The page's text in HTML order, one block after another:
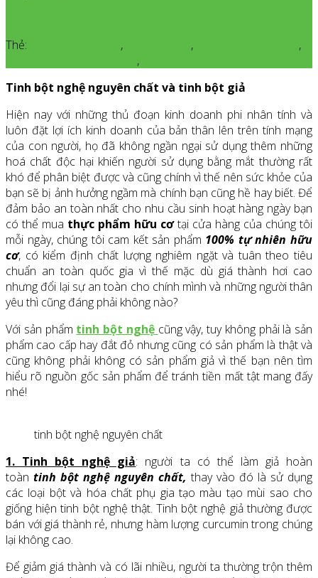
Thẻ:
, ,
,
,
Tinh bột nghệ nguyên chất và tinh bột giả
Hiện nay với những thủ đoạn kinh doanh phi nhân tính và
luôn đặt lợi ích kinh doanh của bản thân lên trên tính mạng
của con người, họ đã không ngần ngại sử dụng thêm những
hoá chất độc hại khiến người sử dụng bằng mắt thường rất
khó để phân biệt được và cũng chính vì thế nên sức khỏe của
bạn sẽ bị ảnh hưởng ngầm mà chính bạn cũng hề hay biết. Để
đảm bảo an toàn nhất cho nhu cầu sinh hoạt hàng ngày bạn
có thể mua thực phẩm hữu cơtại cửa hàng của chúng tôi
mỗi ngày, chúng tôi cam kết sản phẩm 100% tự nhiên hữu
cơ, có kiểm định chất lượng nghiêm ngặt và tuân theo tiêu
chuẩn an toàn quốc gia vì thế mặc dù giá thành hơi cao
nhưng đổi lại sự an toàn cho chính mình và những người thân
yêu thì cũng đáng phải không nào?
Với sản phẩm tinh bột nghệ cũng vậy, tuy không phải là sản
phẩm cao cấp hay đắt đỏ nhưng cũng có sản phẩm là thật và
cũng không phải không có sản phẩm giả vì thế bạn nên tìm
hiểu rõ nguồn gốc sản phẩm để tránh tiền mất tật mang đấy
nhé!
tinh bột nghệ nguyên chất
1. Tinh bột nghệ giả: người ta có thể làm giả hoàn
toàn tinh bột nghệ nguyên chất,thay vào đó là sử dụng
các loại bột và hóa chất phụ gia tạo màu tạo mùi sao cho
giống hiện tinh bột nghệ thật. Tinh bột nghệ giả thường được
bán với giá thành rẻ, nhưng hàm lượng curcumin trong chúng
lại không cao.
Để giảm giá thành và có lãi nhiều, người ta thường trộn thêm